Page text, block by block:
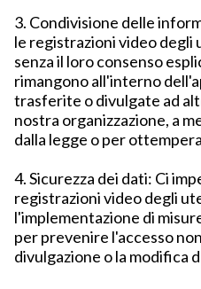
3. Condivisione delle
le registrazioni video
senza il loro consenso
rimangono all'interno
trasferite o divulgate ad
nostra organizzazione, a
dalla legge o per
4. Sicurezza dei dati: Ci
registrazioni video degli
l'implementazione di
per prevenire l'accesso
divulgazione o la modifica